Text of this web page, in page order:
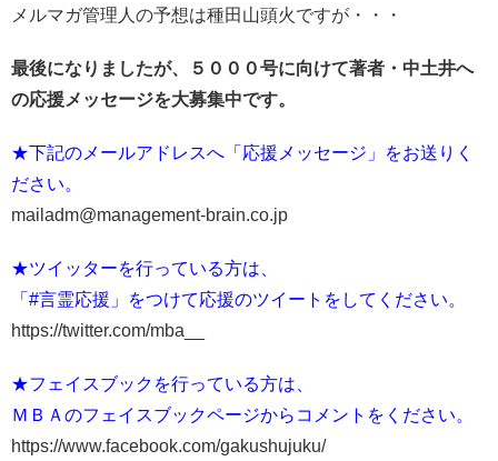
メルマガ管理人の予想は種田山頭火ですが・・・
最後になりましたが、５０００号に向けて著者・中土井へ
の応援メッセージを大募集中です。
★下記のメールアドレスへ「応援メッセージ」をお送りく
ださい。
mailadm@management-brain.co.jp
★ツイッターを行っている方は、
「#言霊応援」をつけて応援のツイートをしてください。
https://twitter.com/mba__
★フェイスブックを行っている方は、
ＭＢＡのフェイスブックページからコメントをください。
https://www.facebook.com/gakushujuku/